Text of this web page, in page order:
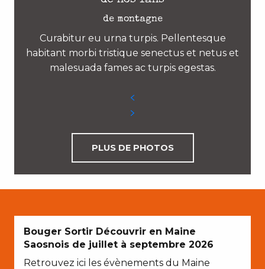
de montagne
Curabitur eu urna turpis. Pellentesque
habitant morbi tristique senectus et netus et
malesuada fames ac turpis egestas.
PLUS DE PHOTOS
Bouger Sortir Découvrir en Maine
Saosnois de juillet à septembre 2026
Retrouvez ici les évènements du Maine